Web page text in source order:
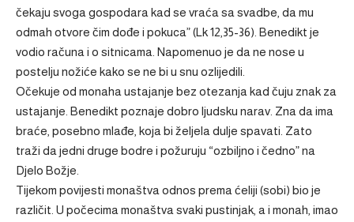
čekaju svoga gospodara kad se vraća sa svadbe, da mu
odmah otvore čim dođe i pokuca” (Lk 12,35-36). Benedikt je
vodio računa i o sitnicama. Napomenuo je da ne nose u
postelju nožiće kako se ne bi u snu ozlijedili.
Očekuje od monaha ustajanje bez otezanja kad čuju znak za
ustajanje. Benedikt poznaje dobro ljudsku narav. Zna da ima
braće, posebno mlađe, koja bi željela dulje spavati. Zato
traži da jedni druge bodre i požuruju “ozbiljno i čedno” na
Djelo Božje.
Tijekom povijesti monaštva odnos prema ćeliji (sobi) bio je
različit. U počecima monaštva svaki pustinjak, a i monah, imao